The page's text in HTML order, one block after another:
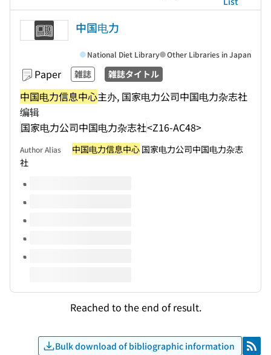
中国电力
Paper 雑誌 雑誌タイトル
中国电力信息中心主办, 国家电力公司中国电力杂志社
编辑
国家电力公司中国电力杂志社<Z16-AC48>
National Diet Library Other Libraries in Japan
Author Alias 中国电力信息中心 国家电力公司中国电力杂志
社
Volumes of this title
Reached to the end of result.
Bulk download of bibliographic information